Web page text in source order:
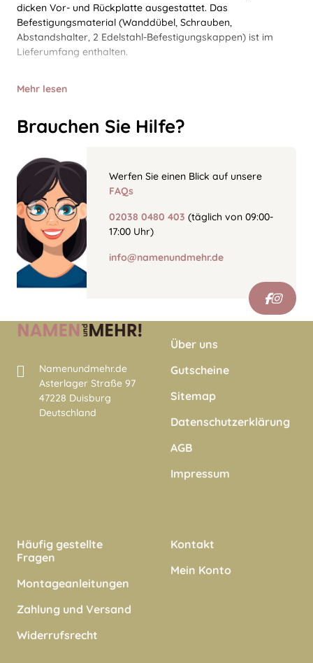
dicken Vor- und Rückplatte ausgestattet. Das
Befestigungsmaterial (Wanddübel, Schrauben,
Abstandshalter, 2 Edelstahl-Befestigungskappen) ist im
Lieferumfang enthalten.
Mehr lesen
Brauchen Sie Hilfe?
Werfen Sie einen Blick auf unsere
FAQs
02038 0480 403 (täglich von 09:00-
17:00 Uhr)
info@namenundmehr.de
Namenundmehr.de
Asterlager Straße 97
47228 Duisburg
Deutschland
Über uns
Gutscheine
Sitemap
Datenschutzerklärung
AGB
Impressum
Häufig gestellte
Fragen
Montageanleitungen
Zahlung und Versand
Widerrufsrecht
Kontakt
Mein Konto